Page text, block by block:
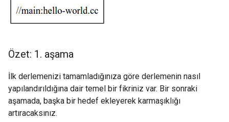
Özet: 1 . aşama
İlk derlemenizi tamamladığınıza göre derlemenin nasıl
yapılandırıldığına dair temel bir fikriniz var. Bir sonraki
aşamada, başka bir hedef ekleyerek karmaşıklığı
artıracaksınız.